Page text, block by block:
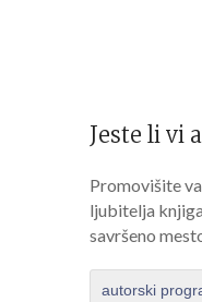
Jeste li vi
Promovišite
ljubitelja
savršeno
autorski